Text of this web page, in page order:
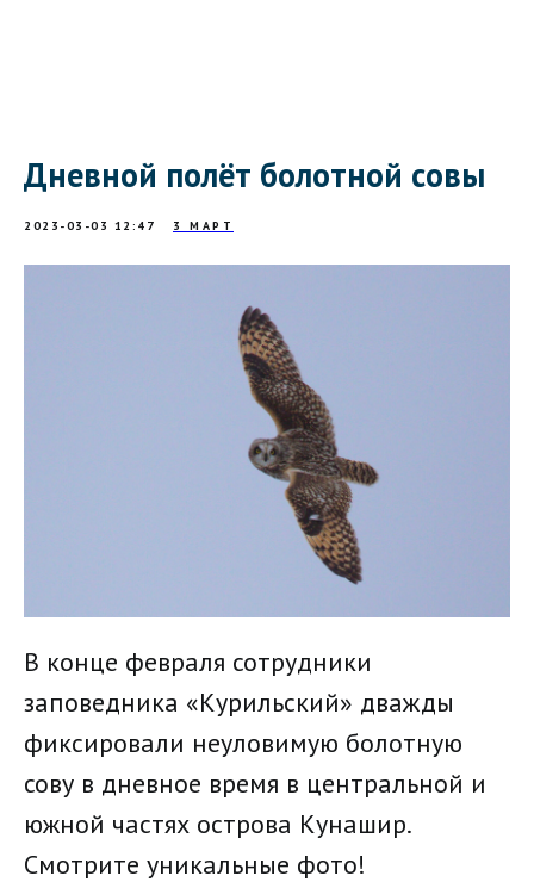
Дневной полёт болотной совы
2023-03-03 12:47 3 МАРТ
В конце февраля сотрудники
заповедника «Курильский» дважды
фиксировали неуловимую болотную
сову в дневное время в центральной и
южной частях острова Кунашир.
Смотрите уникальные фото!